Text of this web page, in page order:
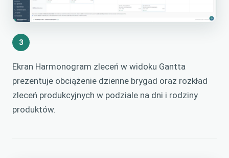
3
Ekran Harmonogram zleceń w widoku Gantta
prezentuje obciążenie dzienne brygad oraz rozkład
zleceń produkcyjnych w podziale na dni i rodziny
produktów.